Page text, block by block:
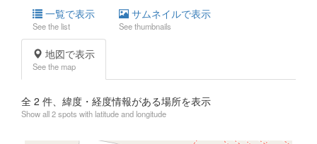
一覧で表示
See the list
サムネイルで表示
See thumbnails
地図で表示
See the map
全 2 件、緯度・経度情報がある場所を表示
Show all 2 spots with latitude and longitude